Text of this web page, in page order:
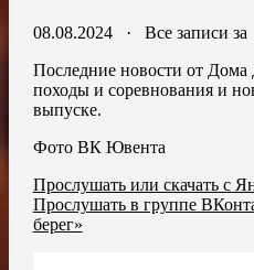
08.08.2024· Все записи за
Последние новости от
походы и соревнования и
выпуске.
Фото ВК Ювента
Прослушать или скачать с
Прослушать в группе
берег»